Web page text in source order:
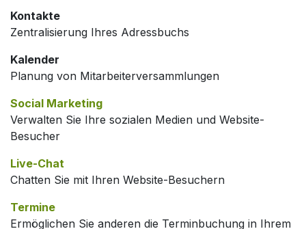
Kontakte
Zentralisierung Ihres Adressbuchs
Kalender
Planung von Mitarbeiterversammlungen
Social Marketing
Verwalten Sie Ihre sozialen Medien und Website-
Besucher
Live-Chat
Chatten Sie mit Ihren Website-Besuchern
Termine
Ermöglichen Sie anderen die Terminbuchung in Ihrem